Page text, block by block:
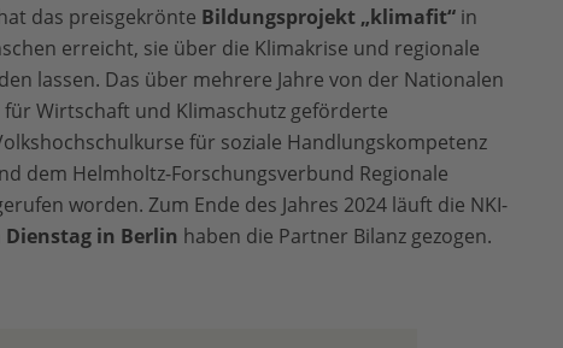
das preisgekrönte Bildungsprojekt „klimafit“in
erreicht, sie über die Klimakrise und regionale
lassen. Das über mehrere Jahre von der Nationalen
Wirtschaft und Klimaschutz geförderte
für soziale Handlungskompetenz
dem Helmholtz-Forschungsverbund Regionale
worden. Zum Ende des Jahres 2024 läuft die NKI-
in Berlin haben die Partner Bilanz gezogen.